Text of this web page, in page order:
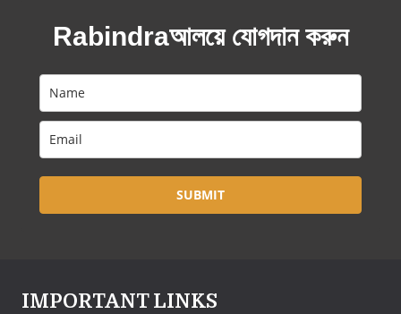
Rabindraআলয়ে যোগদান করুন
SUBMIT
IMPORTANT LINKS